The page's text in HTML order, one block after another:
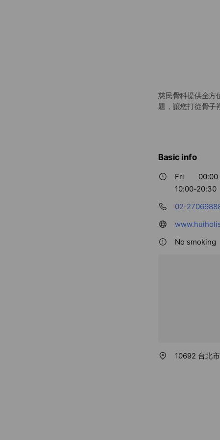
慈民骨科提供全方
題，讓您打從骨子
Basic info
Fri
10:00-20:30
02-
No smoking
10692 台北